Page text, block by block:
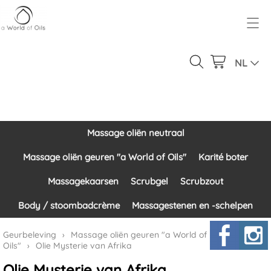
Over ons
Massage oliën geuren "a World of Oils"
Karité boter
Massagekaarsen
Scrubgel
Body / stoombadcrème
NL
Massage oliën neutraal
Massage oliën geuren "a World of Oils" Karité boter
Massagekaarsen Scrubgel Scrubzout
Body / stoombadcrème Massagestenen en -schelpen
Geurbeleving ›
Massage oliën geuren "a World of
Oils"
› Olie Mysterie van Afrika